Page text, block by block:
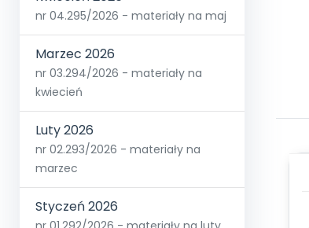
nr 04.295/2026 - materiały na maj
Marzec 2026
nr 03.294/2026 - materiały na
kwiecień
Luty 2026
nr 02.293/2026 - materiały na
marzec
Styczeń 2026